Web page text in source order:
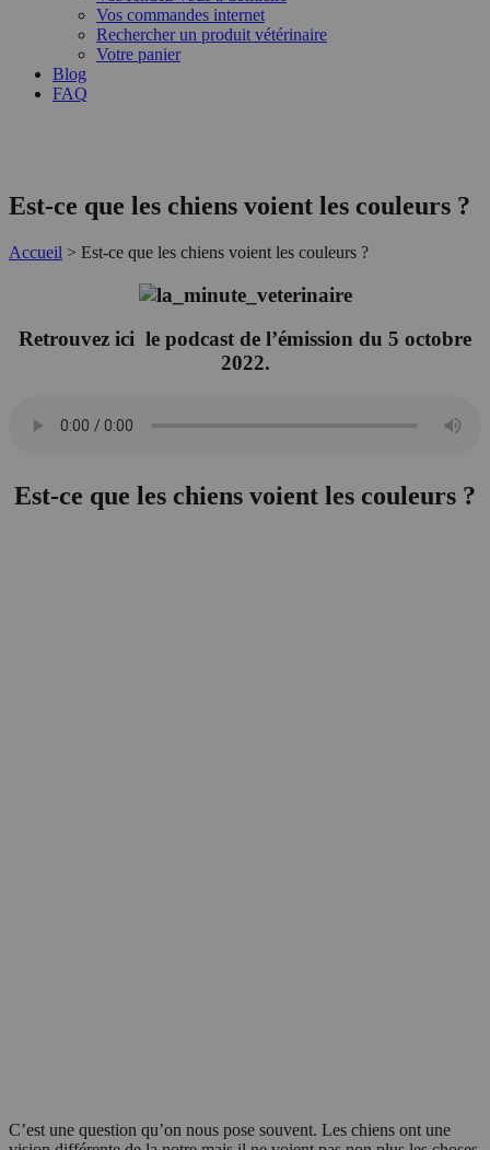
Vos commandes internet
Rechercher un produit vétérinaire
Votre panier
Blog
FAQ
Est-ce que les chiens voient les couleurs ?
Accueil > Est-ce que les chiens voient les couleurs ?
Retrouvez ici le podcast de l’émission du 5 octobre
2022.
Est-ce que les chiens voient les couleurs ?
C’est une question qu’on nous pose souvent. Les chiens ont une